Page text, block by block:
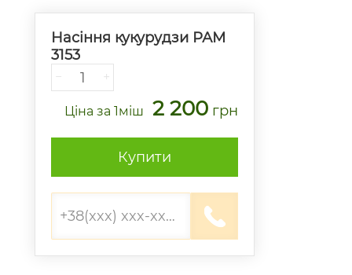
Насіння кукурудзи РАМ
3153
− +
Ціна за 1міш 2 200 грн
Купити